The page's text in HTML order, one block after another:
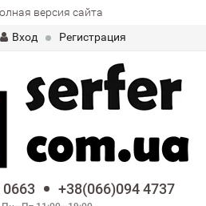
версия сайта
Вход
Регистрация
0663 +38(066)094 4737